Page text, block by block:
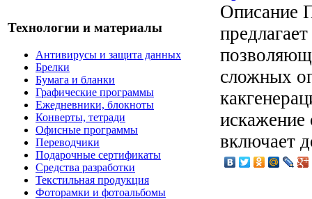
Технологии и материалы
Антивирусы и защита данных
Брелки
Бумага и бланки
Графические программы
Ежедневники, блокноты
Конверты, тетради
Офисные программы
Переводчики
Подарочные сертификаты
Средства разработки
Текстильная продукция
Фоторамки и фотоальбомы
Описание
сложных
искажение
включает